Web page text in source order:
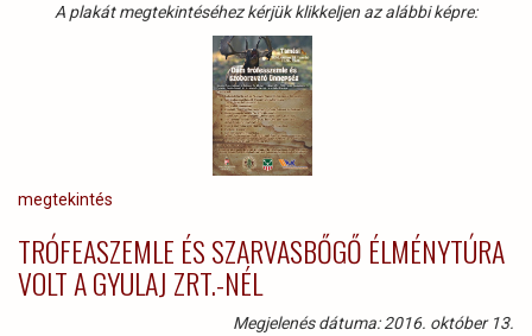
A plakát megtekintéséhez kérjük klikkeljen az alábbi képre:
megtekintés
TRÓFEASZEMLE ÉS SZARVASBŐGŐ ÉLMÉNYTÚRA
VOLT A GYULAJ ZRT.-NÉL
Megjelenés dátuma: 2016. október 13.